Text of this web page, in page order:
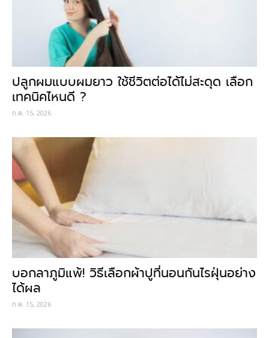
ปลูกผมแบบผมยาว ใช้ชีวิตต่อได้ไม่สะดุด เลือก
เทคนิคไหนดี ?
ก.ค. 15, 2026
บอกลาภูมิแพ้! วิธีเลือกผ้าปูที่นอนกันไรฝุ่นอย่าง
ได้ผล
ก.ค. 15, 2026